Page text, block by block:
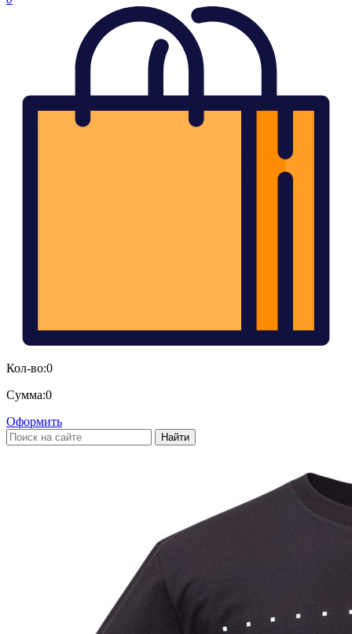
Кол-во:0
Сумма:0
Оформить
Найти